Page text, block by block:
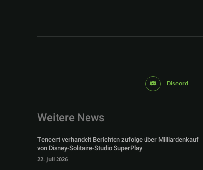
Discord
Weitere News
Tencent verhandelt Berichten zufolge über Milliardenkauf
von Disney-Solitaire-Studio SuperPlay
22. Juli 2026